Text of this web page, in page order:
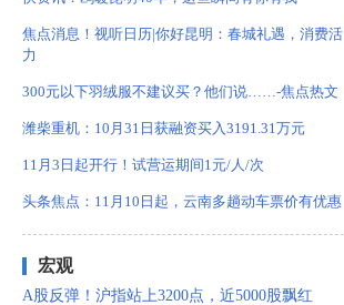
焦点消息！视听日历|你好昆明：春城礼遇，消费活
力
300元以下羽绒服不建议买？他们说……-焦点热文
潍柴重机：10月31日获融资买入3191.31万元
11月3日起开行！试营运期间1元/人/次
头条焦点：11月10日起，云南多趟动车票价有优惠
宏观
A股反弹！沪指站上3200点，近5000股飘红